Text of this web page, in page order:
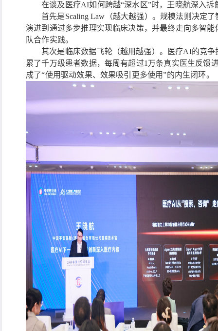
在谈及医疗AI如何跨越“深水区”时，王晓航深入
首先是Scaling Law（越大越强）。规模法则决定
演进到通过多步推理实现临床决策，并最终走向多智
队合作实践。
其次是临床数据飞轮（越用越强）。医疗AI的竞争
累了千万级患者数据，每周有超过1万条真实医生反馈
成了“使用驱动效果、效果吸引更多使用”的内生闭环。